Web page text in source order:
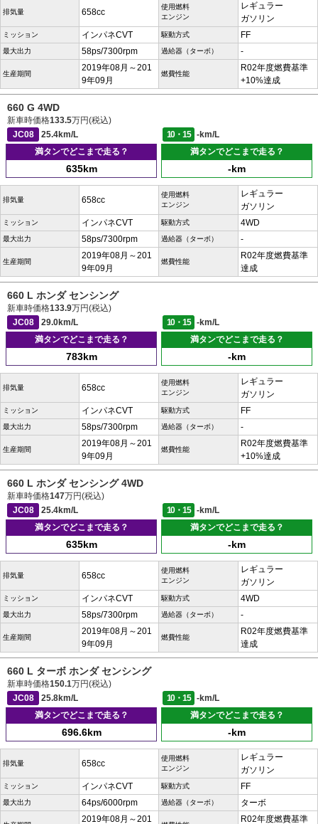
排気量 658cc
使用燃料
エンジン
レギュラー
ガソリン
ミッション インパネCVT 駆動方式 FF
最大出力 58ps/7300rpm 過給器（ターボ） -
生産期間
2019年08月～201
9年09月
燃費性能
R02年度燃費基準
+10%達成
660 G 4WD
新車時価格133.5万円(税込)
JC08
25.4km/L 10・15
-km/L
満タンでどこまで走る？
635km
満タンでどこまで走る？
-km
排気量 658cc
使用燃料
エンジン
レギュラー
ガソリン
ミッション インパネCVT 駆動方式 4WD
最大出力 58ps/7300rpm 過給器（ターボ） -
生産期間
2019年08月～201
9年09月
燃費性能
R02年度燃費基準
達成
660 L ホンダ センシング
新車時価格133.9万円(税込)
JC08
29.0km/L 10・15
-km/L
満タンでどこまで走る？
783km
満タンでどこまで走る？
-km
排気量 658cc
使用燃料
エンジン
レギュラー
ガソリン
ミッション インパネCVT 駆動方式 FF
最大出力 58ps/7300rpm 過給器（ターボ） -
生産期間
2019年08月～201
9年09月
燃費性能
R02年度燃費基準
+10%達成
660 L ホンダ センシング 4WD
新車時価格147万円(税込)
JC08
25.4km/L 10・15
-km/L
満タンでどこまで走る？
635km
満タンでどこまで走る？
-km
排気量 658cc
使用燃料
エンジン
レギュラー
ガソリン
ミッション インパネCVT 駆動方式 4WD
最大出力 58ps/7300rpm 過給器（ターボ） -
生産期間
2019年08月～201
9年09月
燃費性能
R02年度燃費基準
達成
660 L ターボ ホンダ センシング
新車時価格150.1万円(税込)
JC08
25.8km/L 10・15
-km/L
満タンでどこまで走る？
696.6km
満タンでどこまで走る？
-km
排気量 658cc
使用燃料
エンジン
レギュラー
ガソリン
ミッション インパネCVT 駆動方式 FF
最大出力 64ps/6000rpm 過給器（ターボ） ターボ
2019年08月～201 R02年度燃費基準